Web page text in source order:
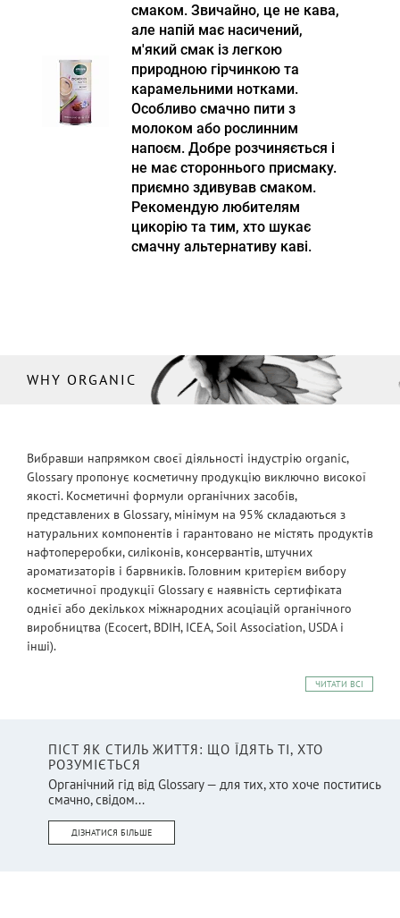
смаком. Звичайно, це не кава,
але напій має насичений,
м'який смак із легкою
природною гірчинкою та
карамельними нотками.
Особливо смачно пити з
молоком або рослинним
напоєм. Добре розчиняється і
не має стороннього присмаку.
приємно здивував смаком.
Рекомендую любителям
цикорію та тим, хто шукає
смачну альтернативу каві.
WHY ORGANIC
Вибравши напрямком своєї діяльності індустрію organic,
Glossary пропонує косметичну продукцію виключно високої
якості. Косметичні формули органічних засобів,
представлених в Glossary, мінімум на 95% складаються з
натуральних компонентів і гарантовано не містять продуктів
нафтопереробки, силіконів, консервантів, штучних
ароматизаторів і барвників. Головним критерієм вибору
косметичної продукції Glossary є наявність сертифіката
однієї або декількох міжнародних асоціацій органічного
виробництва (Ecocert, BDIH, ICEA, Soil Association, USDA і
інші).
ЧИТАТИ ВСІ
ПІСТ ЯК СТИЛЬ ЖИТТЯ: ЩО ЇДЯТЬ ТІ, ХТО
РОЗУМІЄТЬСЯ
Органічний гід від Glossary — для тих, хто хоче поститись
смачно, свідом...
ДІЗНАТИСЯ БІЛЬШЕ